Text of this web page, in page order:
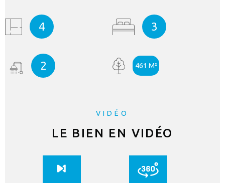
4 3
2 461 M²
VIDÉO
LE BIEN EN VIDÉO